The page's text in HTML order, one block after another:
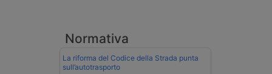
Normativa
La riforma del Codice della Strada punta
sull’autotrasporto